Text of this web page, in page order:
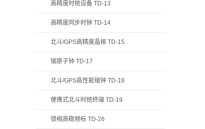
高精度时统设备 TD-13
高精度同步时钟 TD-14
北斗/GPS高精度晶振 TD-15
铷原子钟 TD-17
北斗/GPS高性能铷钟 TD-18
便携式北斗时统终端 TD-19
锁相高稳频标 TD-26